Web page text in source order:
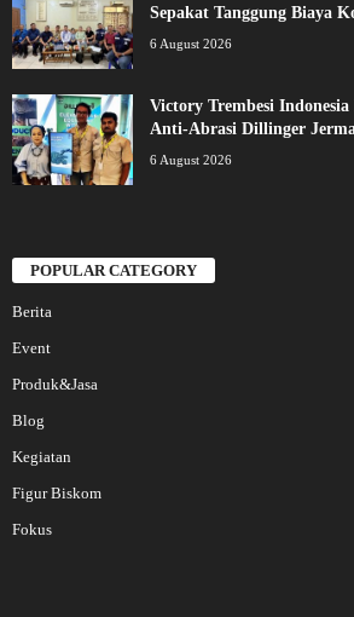
Sepakat Tanggung Biaya
6 August 2026
Victory Trembesi
Anti-Abrasi Dillinger
6 August 2026
POPULAR CATEGORY
Berita
Event
Produk&Jasa
Blog
Kegiatan
Figur Biskom
Fokus